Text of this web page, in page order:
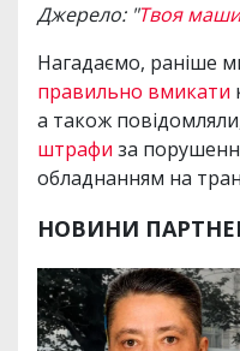
Джерело: "Твоя
Нагадаємо, раніше
правильно вмикати
а також
штрафи за
обладнанням на